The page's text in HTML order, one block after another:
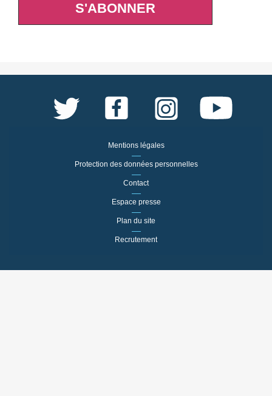
S'ABONNER
Mentions légales
Protection des données personnelles
Contact
Espace presse
Plan du site
Recrutement